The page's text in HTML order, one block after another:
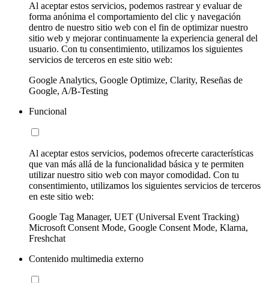
Al aceptar estos servicios, podemos rastrear y evaluar de
forma anónima el comportamiento del clic y navegación
dentro de nuestro sitio web con el fin de optimizar nuestro
sitio web y mejorar continuamente la experiencia general del
usuario. Con tu consentimiento, utilizamos los siguientes
servicios de terceros en este sitio web:
Google Analytics, Google Optimize, Clarity, Reseñas de
Google, A/B-Testing
Funcional
Al aceptar estos servicios, podemos ofrecerte características
que van más allá de la funcionalidad básica y te permiten
utilizar nuestro sitio web con mayor comodidad. Con tu
consentimiento, utilizamos los siguientes servicios de terceros
en este sitio web:
Google Tag Manager, UET (Universal Event Tracking)
Microsoft Consent Mode, Google Consent Mode, Klarna,
Freshchat
Contenido multimedia externo